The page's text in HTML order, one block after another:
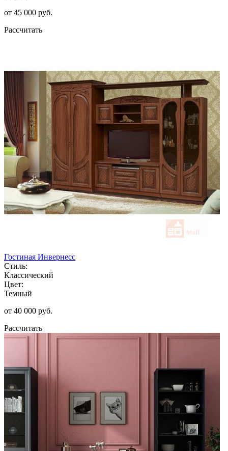
от 45 000 руб.
Рассчитать
Гостиная Инвернесс
Стиль:
Классический
Цвет:
Темный
от 40 000 руб.
Рассчитать